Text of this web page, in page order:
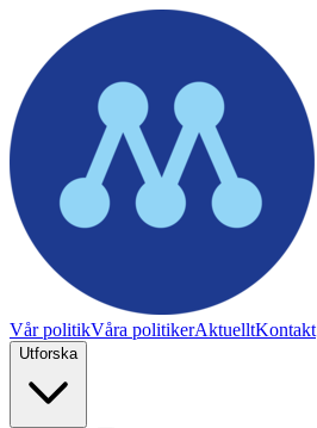
Vår politikVåra politikerAktuelltKontakt
Utforska